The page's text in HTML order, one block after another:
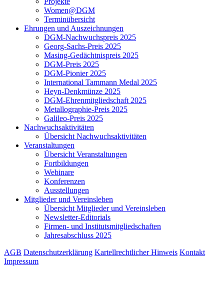
Women@DGM
Terminübersicht
Ehrungen und Auszeichnungen
DGM-Nachwuchspreis 2025
Georg-Sachs-Preis 2025
Masing-Gedächtnispreis 2025
DGM-Preis 2025
DGM-Pionier 2025
International Tammann Medal 2025
Heyn-Denkmünze 2025
DGM-Ehrenmitgliedschaft 2025
Metallographie-Preis 2025
Galileo-Preis 2025
Nachwuchsaktivitäten
Übersicht Nachwuchsaktivitäten
Veranstaltungen
Übersicht Veranstaltungen
Fortbildungen
Webinare
Konferenzen
Ausstellungen
Mitglieder und Vereinsleben
Übersicht Mitglieder und Vereinsleben
Newsletter-Editorials
Firmen- und Institutsmitgliedschaften
Jahresabschluss 2025
AGB Datenschutzerklärung Kartellrechtlicher Hinweis Kontakt
Impressum